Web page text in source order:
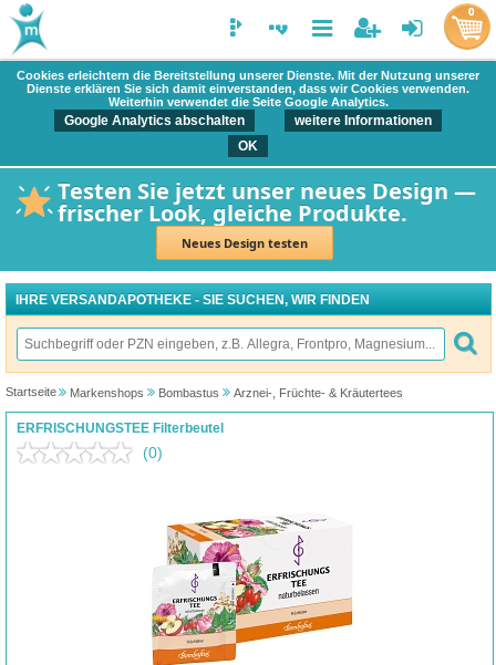
Cookies erleichtern die Bereitstellung unserer Dienste. Mit der Nutzung unserer
Dienste erklären Sie sich damit einverstanden, dass wir Cookies verwenden.
Weiterhin verwendet die Seite Google Analytics.
Google Analytics abschalten
weitere Informationen
OK
Testen Sie jetzt unser neues Design —
frischer Look, gleiche Produkte.
Neues Design testen
0
IHRE VERSANDAPOTHEKE - SIE SUCHEN, WIR FINDEN
Startseite Markenshops Bombastus Arznei-, Früchte- & Kräutertees
ERFRISCHUNGSTEE Filterbeutel
(0)